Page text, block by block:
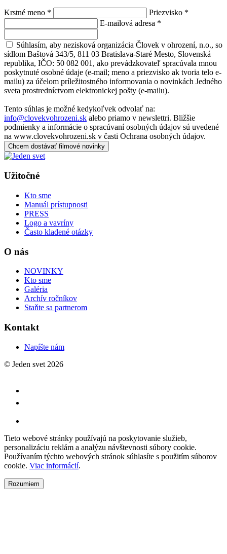
Krstné meno * Priezvisko *
E-mailová adresa *
Súhlasím, aby nezisková organizácia Človek v ohrození, n.o., so
sídlom Baštová 343/5, 811 03 Bratislava-Staré Mesto, Slovenská
republika, IČO: 50 082 001, ako prevádzkovateľ spracúvala mnou
poskytnuté osobné údaje (e-mail; meno a priezvisko ak tvoria telo e-
mailu) za účelom príležitostného informovania o novinkách Jedného
sveta prostredníctvom elektronickej pošty (e-mailu).
Tento súhlas je možné kedykoľvek odvolať na:
info@clovekvohrozeni.sk alebo priamo v newslettri. Bližšie
podmienky a informácie o spracúvaní osobných údajov sú uvedené
na www.clovekvohrozeni.sk v časti Ochrana osobných údajov.
Chcem dostávať filmové novinky
Užitočné
Kto sme
Manuál prístupnosti
PRESS
Logo a vavríny
Často kladené otázky
O nás
NOVINKY
Kto sme
Galéria
Archív ročníkov
Staňte sa partnerom
Kontakt
Napíšte nám
© Jeden svet 2026
Tieto webové stránky používajú na poskytovanie služieb,
personalizáciu reklám a analýzu návštevnosti súbory cookie.
Používaním týchto webových stránok súhlasíte s použitím súborov
cookie. Viac informácií.
Rozumiem